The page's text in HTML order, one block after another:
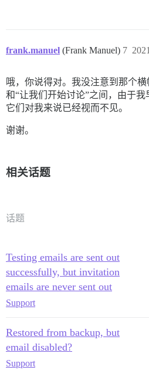
frank.manuel (Frank Manuel) 7
哦，你说得对。我没注意到那个
和“让我们开始讨论”之间，由于我
它们对我来说已经视而不见。
谢谢。
相关话题
话题
Testing emails are sent out
successfully, but invitation
emails are never sent out
Support
Restored from backup, but
email disabled?
Support